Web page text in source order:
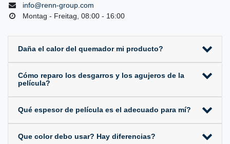
info@renn-group.com
Montag - Freitag, 08:00 - 16:00
Daña el calor del quemador mi producto?
Cómo reparo los desgarros y los agujeros de la
película?
Qué espesor de película es el adecuado para mí?
Que color debo usar? Hay diferencias?